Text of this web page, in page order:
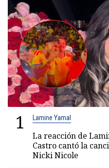
1 Lamine Yamal
La reacción de
Castro cantó la
Nicki Nicole